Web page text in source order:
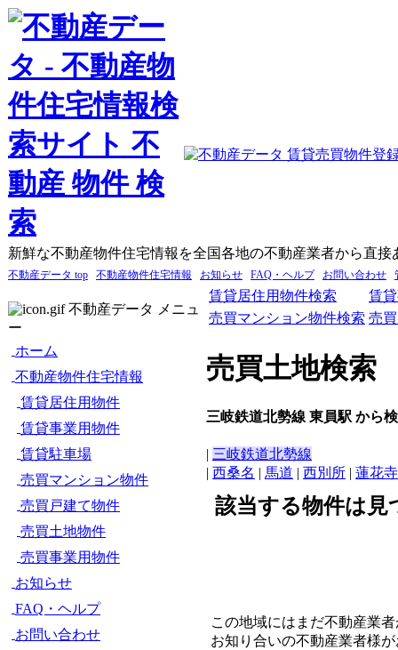
新鮮な不動産物件住宅情報を全国各地の不動産業者から直接
不動産データ top 不動産物件住宅情報 お知らせ FAQ・ヘルプ お問い合わせ
不動産データ メニュ
ー
ホーム
不動産物件住宅情報
賃貸居住用物件
賃貸事業用物件
賃貸駐車場
売買マンション物件
売買戸建て物件
売買土地物件
売買事業用物件
お知らせ
FAQ・ヘルプ
お問い合わせ
賃貸居住用物件検索
賃
売買マンション物件検索 売
売買土地検索
三岐鉄道北勢線 東員駅 から
| 三岐鉄道北勢線
| 西桑名 | 馬道 | 西別所 | 蓮花寺
該当する物件は
この地域にはまだ不動産業
お知り合いの不動産業者様